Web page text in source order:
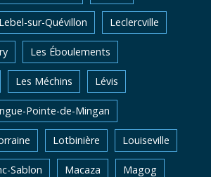
Lebel-sur-Quévillon Leclercville
Les Éboulements
Les Méchins Lévis
Pointe-de-Mingan
Lotbinière Louiseville
Sablon Macaza Magog